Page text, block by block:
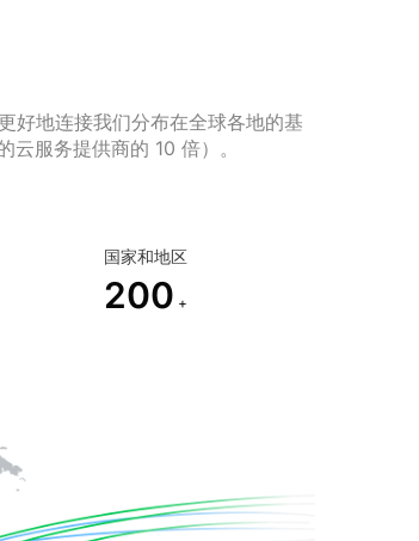
好地连接我们分布在全球各地的基
服务提供商的 10 倍）。
国家和地区
200 +